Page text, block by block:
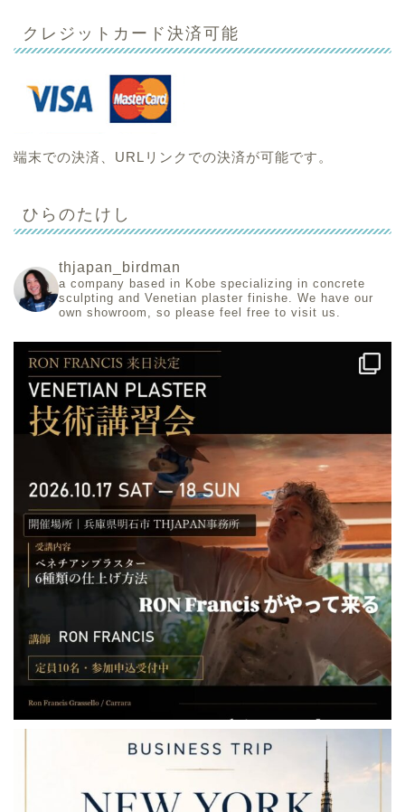
クレジットカード決済可能
端末での決済、URLリンクでの決済が可能です。
ひらのたけし
thjapan_birdman
a company based in Kobe specializing in concrete
sculpting and Venetian plaster finishe.
We have our
own showroom, so please feel free to visit us.